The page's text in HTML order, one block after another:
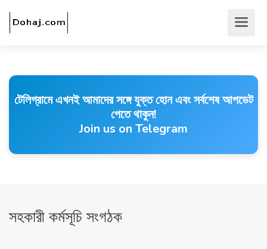
টেলিগ্রামে এখনই আমাদের সঙ্গে যুক্ত হোন এবং সর্বশেষ আপডেট
পেতে থাকুন!
Join us on Telegram
সহকারী কর্মসূচি সংগঠক